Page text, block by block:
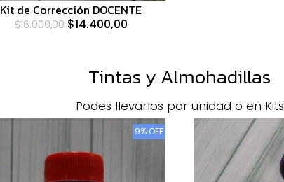
Kit de Corrección DOCENTE
$16.000,00$14.400,00
Tintas y Almohadillas
Podes llevarlos por unidad o en Kits
9% OFF